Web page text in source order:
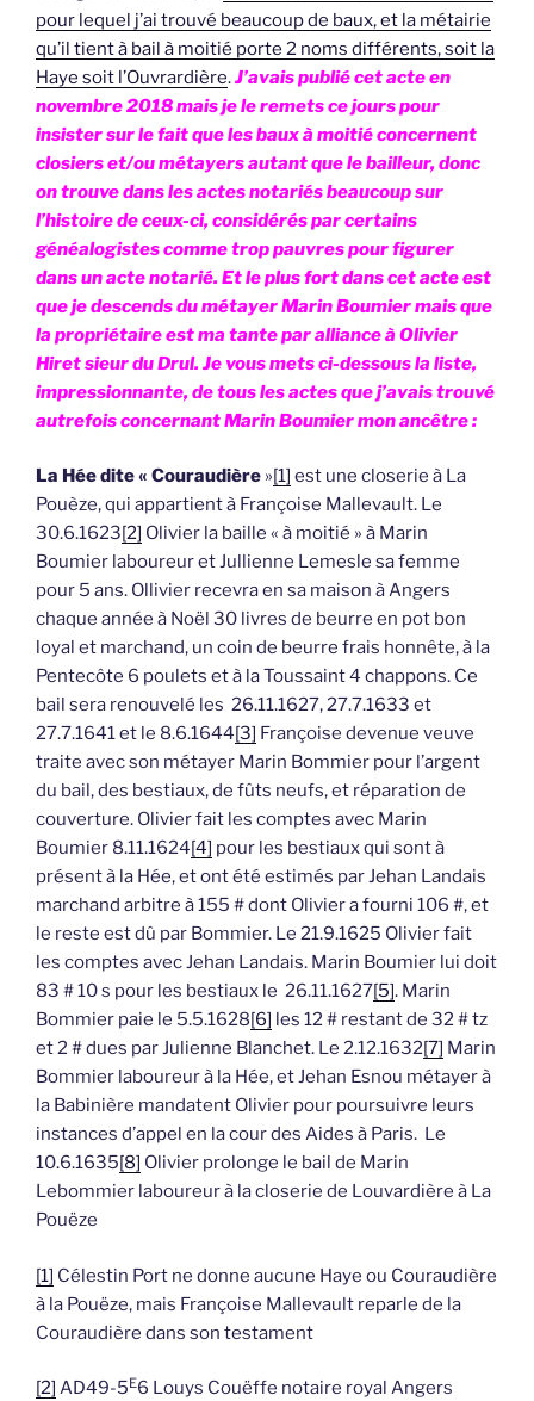
pour lequel j’ai trouvé beaucoup de baux, et la métairie
qu’il tient à bail à moitié porte 2 noms différents, soit la
Haye soit l’Ouvrardière.J’avais publié cet acte en
novembre 2018 mais je le remets ce jours pour
insister sur le fait que les baux à moitié concernent
closiers et/ou métayers autant que le bailleur, donc
on trouve dans les actes notariés beaucoup sur
l’histoire de ceux-ci, considérés par certains
généalogistes comme trop pauvres pour figurer
dans un acte notarié. Et le plus fort dans cet acte est
que je descends du métayer Marin Boumier mais que
la propriétaire est ma tante par alliance à Olivier
Hiret sieur du Drul. Je vous mets ci-dessous la liste,
impressionnante, de tous les actes que j’avais trouvé
autrefois concernant Marin Boumier mon ancêtre :
La Héedite « Couraudière »[1] est une closerie à La
Pouèze, qui appartient à Françoise Mallevault. Le
30.6.1623[2] Olivier la baille « à moitié » à Marin
Boumier laboureur et Jullienne Lemesle sa femme
pour 5 ans. Ollivier recevra en sa maison à Angers
chaque année à Noël 30 livres de beurre en pot bon
loyal et marchand, un coin de beurre frais honnête, à la
Pentecôte 6 poulets et à la Toussaint 4 chappons. Ce
bail sera renouvelé les 26.11.1627, 27.7.1633 et
27.7.1641 et le 8.6.1644[3] Françoise devenue veuve
traite avec son métayer Marin Bommier pour l’argent
du bail, des bestiaux, de fûts neufs, et réparation de
couverture. Olivier fait les comptes avec Marin
Boumier 8.11.1624[4] pour les bestiaux qui sont à
présent à la Hée, et ont été estimés par Jehan Landais
marchand arbitre à 155 # dont Olivier a fourni 106 #, et
le reste est dû par Bommier. Le 21.9.1625 Olivier fait
les comptes avec Jehan Landais. Marin Boumier lui doit
83 # 10 s pour les bestiaux le 26.11.1627[5]. Marin
Bommier paie le 5.5.1628[6] les 12 # restant de 32 # tz
et 2 # dues par Julienne Blanchet. Le 2.12.1632[7] Marin
Bommier laboureur à la Hée, et Jehan Esnou métayer à
la Babinière mandatent Olivier pour poursuivre leurs
instances d’appel en la cour des Aides à Paris. Le
10.6.1635[8] Olivier prolonge le bail de Marin
Lebommier laboureur à la closerie de Louvardière à La
Pouëze
[1] Célestin Port ne donne aucune Haye ou Couraudière
à la Pouëze, mais Françoise Mallevault reparle de la
Couraudière dans son testament
[2] AD49-5E6 Louys Couëffe notaire royal Angers